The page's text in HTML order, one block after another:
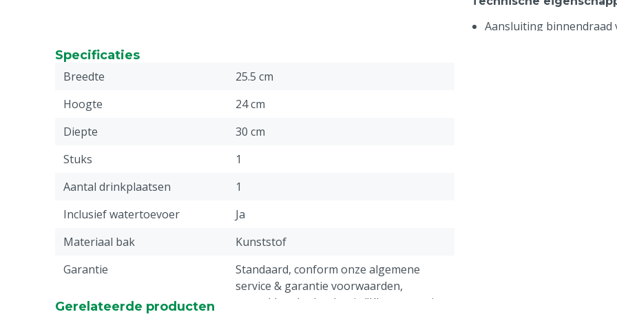
Aansluiting binnendraad
Specificaties
Breedte
25.5 cm
Hoogte
24 cm
Diepte
30 cm
Stuks
1
Aantal drinkplaatsen
1
Inclusief watertoevoer
Ja
Materiaal bak
Kunststof
Garantie
Standaard, conform onze algemene
service & garantie voorwaarden,
vermeld onder het kopje "Klantenservice
Gerelateerde producten